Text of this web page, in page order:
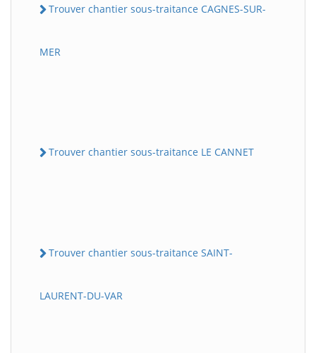
Trouver chantier sous-traitance CAGNES-SUR-
MER
Trouver chantier sous-traitance LE CANNET
Trouver chantier sous-traitance SAINT-
LAURENT-DU-VAR